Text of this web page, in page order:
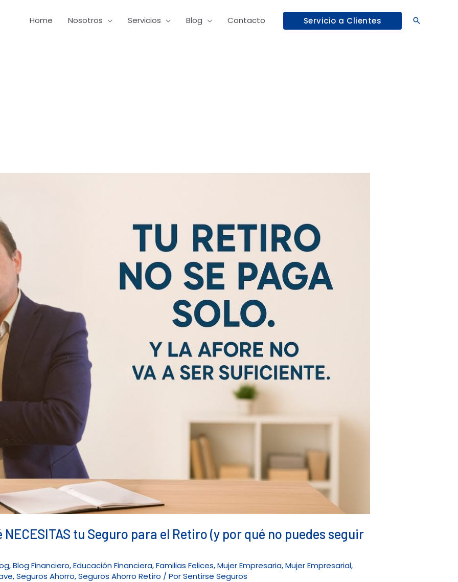
Home Nosotros Servicios Blog Contacto Servicio a Clientes Buscar
NECESITAS tu Seguro para el Retiro (y por qué no puedes seguir
,Blog Financiero,Educación Financiera,Familias Felices,Mujer Empresaria,Mujer Empresarial,
,Seguros Ahorro,Seguros Ahorro Retiro / PorSentirse Seguros